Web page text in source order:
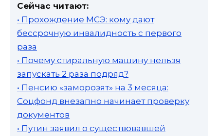
Сейчас читают:
• Прохождение МСЭ: кому дают
бессрочную инвалидность с первого
раза
• Почему стиральную машину нельзя
запускать 2 раза подряд?
• Пенсию «заморозят» на 3 месяца:
Соцфонд внезапно начинает проверку
документов
• Путин заявил о существовавшей